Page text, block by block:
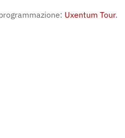
Uxentum Tour.